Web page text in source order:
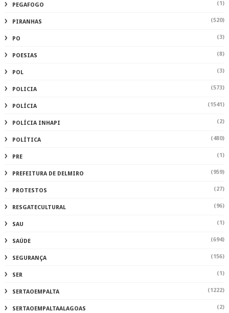
PEGAFOGO (1)
PIRANHAS (520)
PO (3)
POESIAS (8)
POL (3)
POLICIA (573)
POLÍCIA (1541)
POLÍCIA INHAPI (2)
POLÍTICA (480)
PRE (1)
PREFEITURA DE DELMIRO (959)
PROTESTOS (27)
RESGATECULTURAL (96)
SAU (1)
SAÚDE (694)
SEGURANÇA (156)
SER (1)
SERTAOEMPALTA (1222)
SERTAOEMPALTAALAGOAS (2)